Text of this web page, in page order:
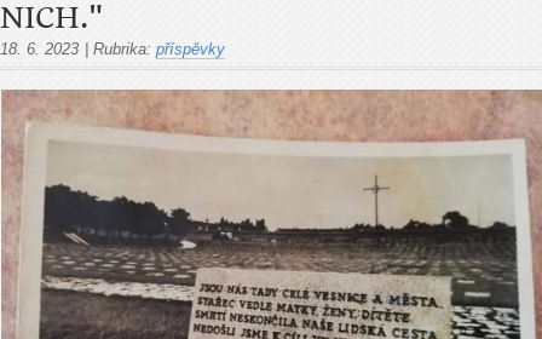
NICH."
18. 6. 2023 Rubrika: příspěvky